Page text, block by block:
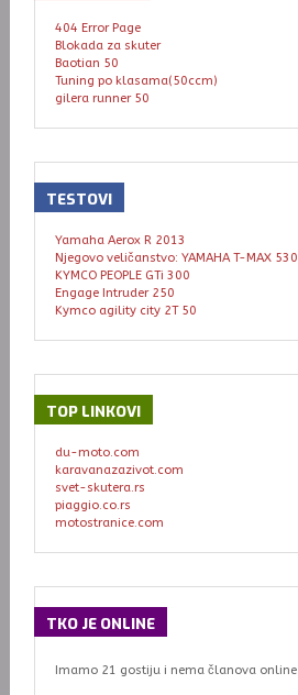
404 Error Page
Blokada za skuter
Baotian 50
Tuning po klasama(50ccm)
gilera runner 50
TESTOVI
Yamaha Aerox R 2013
Njegovo veličanstvo: YAMAHA T-MAX 530
KYMCO PEOPLE GTi 300
Engage Intruder 250
Kymco agility city 2T 50
TOP LINKOVI
du-moto.com
karavanazazivot.com
svet-skutera.rs
piaggio.co.rs
motostranice.com
TKO JE ONLINE
Imamo 21 gostiju i nema članova online